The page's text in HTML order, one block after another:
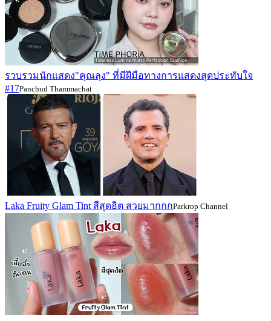
รวบรวมนักแสดง"คุณลุง" ที่มีฝีมือทางการแสดงสุดประทับใจ
#17Panchud Thammachat
Laka Fruity Glam Tint สีสุดฮิต สวยมากกกParkrop Channel